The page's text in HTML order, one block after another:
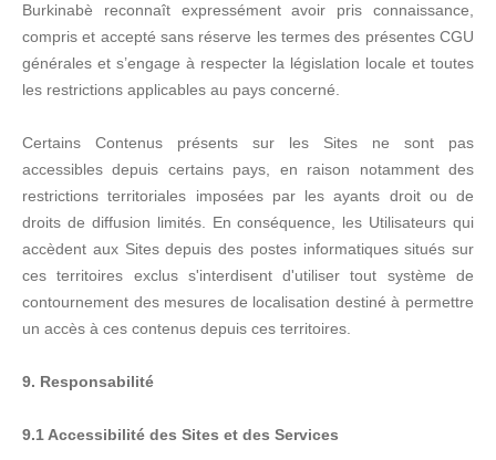
Burkinabè reconnaît expressément avoir pris connaissance,
compris et accepté sans réserve les termes des présentes CGU
générales et s’engage à respecter la législation locale et toutes
les restrictions applicables au pays concerné.
Certains Contenus présents sur les Sites ne sont pas
accessibles depuis certains pays, en raison notamment des
restrictions territoriales imposées par les ayants droit ou de
droits de diffusion limités. En conséquence, les Utilisateurs qui
accèdent aux Sites depuis des postes informatiques situés sur
ces territoires exclus s'interdisent d'utiliser tout système de
contournement des mesures de localisation destiné à permettre
un accès à ces contenus depuis ces territoires.
9. Responsabilité
9.1 Accessibilité des Sites et des Services